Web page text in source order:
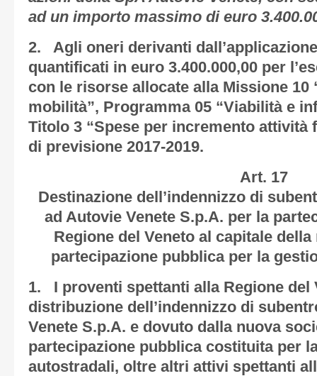
ad un importo massimo di euro
2. Agli oneri derivanti
quantificati in euro 3.400.000,00 per
con le risorse allocate alla Missione 10
mobilità”, Programma 05 “Viabilità e
Titolo 3 “Spese per incremento attività
di previsione 2017-2019.
Art. 17
Destinazione dell’indennizzo di
ad Autovie Venete S.p.A. per la
Regione del Veneto al capitale
partecipazione pubblica per la
1. I proventi spettanti alla Regione del
distribuzione dell’indennizzo di
Venete S.p.A. e dovuto dalla nuova
partecipazione pubblica costituita per
autostradali, oltre altri attivi spettanti